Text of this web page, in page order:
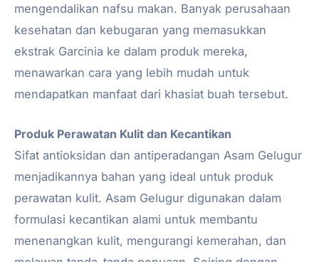
mengendalikan nafsu makan. Banyak perusahaan
kesehatan dan kebugaran yang memasukkan
ekstrak Garcinia ke dalam produk mereka,
menawarkan cara yang lebih mudah untuk
mendapatkan manfaat dari khasiat buah tersebut.
Produk Perawatan Kulit dan Kecantikan
Sifat antioksidan dan antiperadangan Asam Gelugur
menjadikannya bahan yang ideal untuk produk
perawatan kulit. Asam Gelugur digunakan dalam
formulasi kecantikan alami untuk membantu
menenangkan kulit, mengurangi kemerahan, dan